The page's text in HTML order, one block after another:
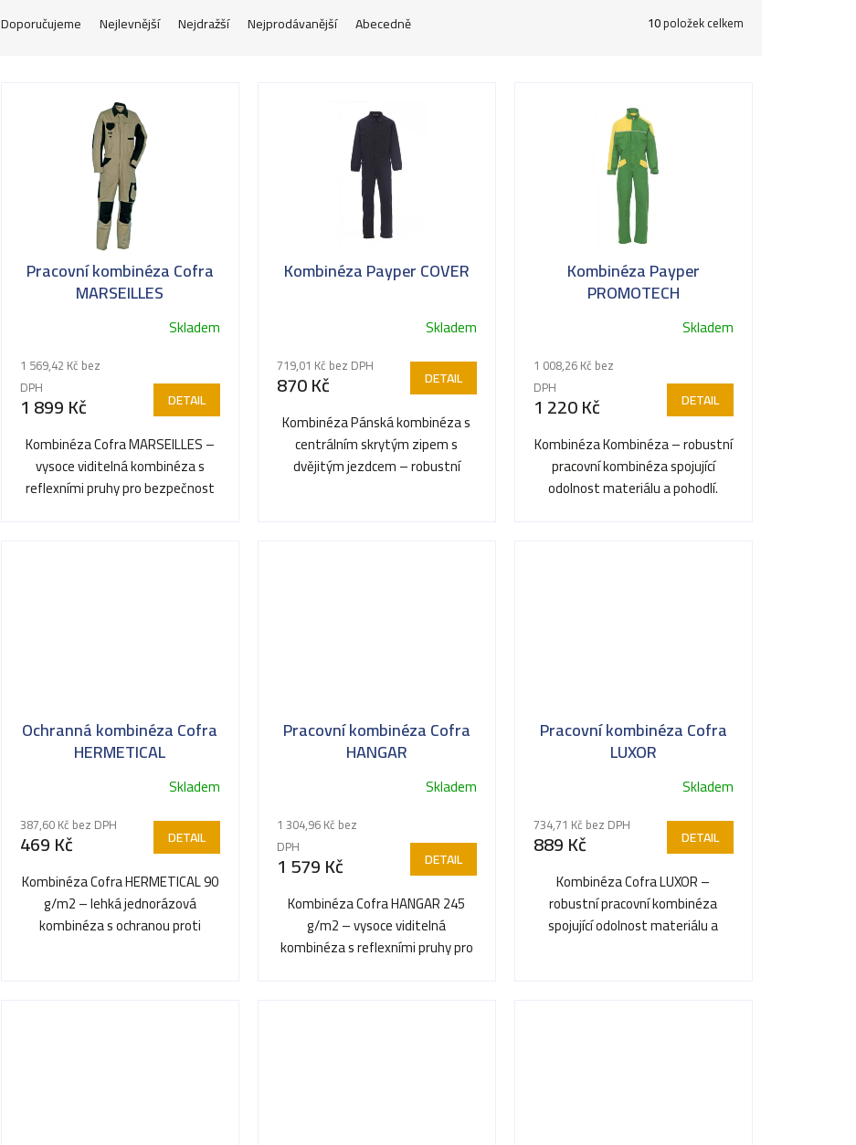
Doporučujeme Nejlevnější Nejdražší Nejprodávanější Abecedně 10položek celkem
Pracovní kombinéza Cofra
MARSEILLES
Skladem
1 569,42 Kč bez
DPH
1 899 Kč DETAIL
Kombinéza Cofra MARSEILLES –
vysoce viditelná kombinéza s
reflexními pruhy pro bezpečnost
Kombinéza Payper COVER
Skladem
719,01 Kč bez DPH
870 Kč DETAIL
Kombinéza Pánská kombinéza s
centrálním skrytým zipem s
dvějitým jezdcem – robustní
Kombinéza Payper
PROMOTECH
Skladem
1 008,26 Kč bez
DPH
1 220 Kč DETAIL
Kombinéza Kombinéza – robustní
pracovní kombinéza spojující
odolnost materiálu a pohodlí.
Ochranná kombinéza Cofra
HERMETICAL
Skladem
387,60 Kč bez DPH
469 Kč DETAIL
Kombinéza Cofra HERMETICAL 90
g/m2 – lehká jednorázová
kombinéza s ochranou proti
Pracovní kombinéza Cofra
HANGAR
hodnocení
produktu
je
5,0
hvězdiček.
Skladem
1 304,96 Kč bez
DPH
1 579 Kč DETAIL
Kombinéza Cofra HANGAR 245
g/m2 – vysoce viditelná
kombinéza s reflexními pruhy pro
Pracovní kombinéza Cofra
LUXOR
Skladem
734,71 Kč bez DPH
889 Kč DETAIL
Kombinéza Cofra LUXOR –
robustní pracovní kombinéza
spojující odolnost materiálu a